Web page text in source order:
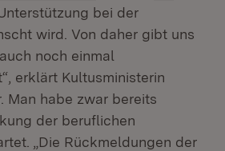
in neuem Fenster)
bei der
wird. Von daher gibt uns
noch einmal
erklärt Kultusministerin
Man habe zwar bereits
der beruflichen
„Die Rückmeldungen der